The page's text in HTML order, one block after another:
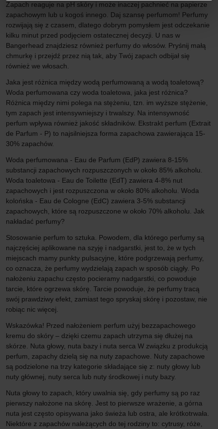
Zapach reaguje na pH skóry i może inaczej pachnieć na papierze
zapachowym lub u kogoś innego. Daj szansę perfumom! Perfumy
rozwijają się z czasem, dlatego dobrym pomysłem jest odczekanie
kilku minut przed podjęciem ostatecznej decyzji. U nas w
Bangerhead znajdziesz również perfumy do włosów. Pryśnij małą
chmurkę i przejdź przez nią tak, aby Twój zapach odbijał się
również we włosach.
Jaka jest różnica między wodą perfumowaną a wodą toaletową?
Woda perfumowana czy woda toaletowa, jaka jest różnica?
Różnica między nimi polega na stężeniu, tzn. im wyższe stężenie,
tym zapach jest intensywniejszy i trwalszy. Na intensywność
perfum wpływa również jakość składników. Ekstrakt perfum (Extrait
de Parfum - P) to najsilniejsza forma zapachowa zawierająca 15-
30% zapachów.
Woda perfumowana - Eau de Parfum (EdP) zawiera 8-15%
substancji zapachowych rozpuszczonych w około 85% alkoholu.
Woda toaletowa - Eau de Toilette (EdT) zawiera 4-8% nut
zapachowych i jest rozpuszczona w około 80% alkoholu. Woda
kolońska - Eau de Cologne (EdC) zawiera 3-5% substancji
zapachowych, które są rozpuszczone w około 70% alkoholu. Jak
nakładać perfumy?
Stosowanie perfum to sztuka. Powodem, dla którego perfumy są
najczęściej aplikowane na szyję i nadgarstki, jest to, że w tych
miejscach mamy punkty pulsacyjne, które podgrzewają perfumy,
co oznacza, że ​​perfumy wydzielają zapach w sposób ciągły. Po
nałożeniu zapachu często pocieramy nadgarstki, co powoduje
tarcie, które ogrzewa skórę. Tarcie powoduje, że perfumy tracą
swój prawdziwy efekt, zamiast tego spryskaj skórę i pozostaw, nie
robiąc nic więcej.
Wskazówka! Przed nałożeniem perfum użyj bezzapachowego
kremu do skóry – dzięki czemu zapach utrzyma się dłużej na
skórze. Nuta głowy, nuta bazy i nuta serca W związku z produkcją
perfum, zapachy dzielą się na nuty zapachowe. Nuty zapachowe
są podzielone na trzy kategorie składające się z: nuty głowy lub
nuty głównej, nuty serca lub nuty środkowej i nuty bazy.
Nuta głowy to zapach, który uwalnia się, gdy perfumy są po raz
pierwszy nałożone na skórę. Jest to pierwsze wrażenie, a górna
nuta jest często opisywana jako świeża lub ostra, ale krótkotrwała.
Niektóre z zapachów należących do tej rodziny to: cytrusy, róże,